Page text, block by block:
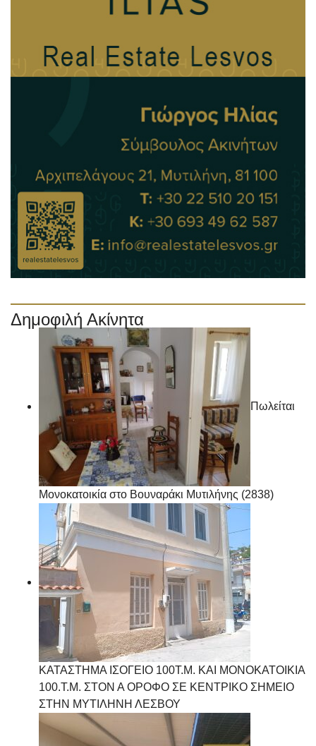
Δημοφιλή Ακίνητα
Πωλείται
Μονοκατοικία στο Βουναράκι Μυτιλήνης (2838)
ΚΑΤΑΣΤΗΜΑ ΙΣΟΓΕΙΟ 100Τ.Μ. ΚΑΙ ΜΟΝΟΚΑΤΟΙΚΙΑ
100.Τ.Μ. ΣΤΟΝ Α ΟΡΟΦΟ ΣΕ ΚΕΝΤΡΙΚΟ ΣΗΜΕΙΟ
ΣΤΗΝ ΜΥΤΙΛΗΝΗ ΛΕΣΒΟΥ